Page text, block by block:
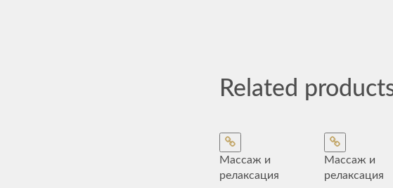
Related
Массаж и
релаксация
Массаж и
релаксация